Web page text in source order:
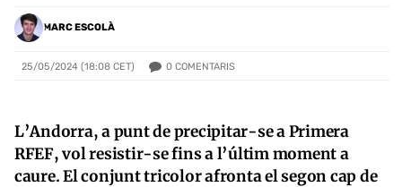
MARC ESCOLÀ
25/05/2024 (18:08 CET) 0 COMENTARIS
L’Andorra, a punt de precipitar-se a Primera
RFEF, vol resistir-se fins a l’últim moment a
caure. El conjunt tricolor afronta el segon cap de